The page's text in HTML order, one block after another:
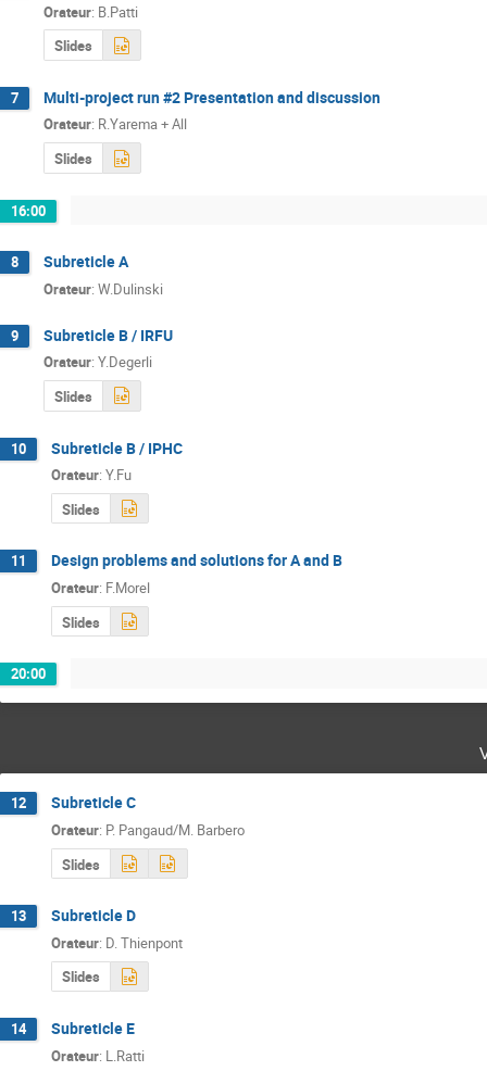
Orateur: B.Patti
Slides
7 Multi-project run #2 Presentation and discussion
Orateur: R.Yarema + All
Slides
16:00
8 Subreticle A
Orateur: W.Dulinski
9 Subreticle B / IRFU
Orateur: Y.Degerli
Slides
10 Subreticle B / IPHC
Orateur: Y.Fu
Slides
11 Design problems and solutions for A and B
Orateur: F.Morel
Slides
20:00
12 Subreticle C
Orateur: P. Pangaud/M. Barbero
Slides
13 Subreticle D
Orateur: D. Thienpont
Slides
14 Subreticle E
Orateur: L.Ratti